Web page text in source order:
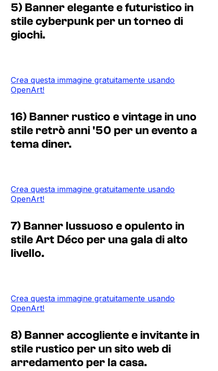
5) Banner elegante e futuristico in
stile cyberpunk per un torneo di
giochi.
Crea questa immagine gratuitamente usando
OpenArt!
16) Banner rustico e vintage in uno
stile retrò anni '50 per un evento a
tema diner.
Crea questa immagine gratuitamente usando
OpenArt!
7) Banner lussuoso e opulento in
stile Art Déco per una gala di alto
livello.
Crea questa immagine gratuitamente usando
OpenArt!
8) Banner accogliente e invitante in
stile rustico per un sito web di
arredamento per la casa.